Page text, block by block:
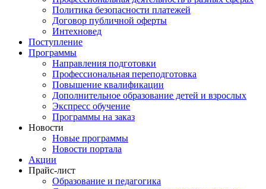
Политика безопасности платежей
Договор публичной оферты
Интехновед
Поступление
Программы
Направления подготовки
Профессиональная переподготовка
Повышение квалификации
Дополнительное образование детей и взрослых
Экспресс обучение
Программы на заказ
Новости
Новые программы
Новости портала
Акции
Прайс-лист
Образование и педагогика